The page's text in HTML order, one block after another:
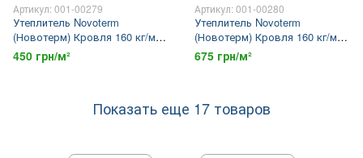
Артикул: 001-00279
Утеплитель Novoterm
(Новотерм) Кровля 160 кг/м3
100х600х1000 мм
450 грн/м²
Артикул: 001-00280
Утеплитель Novoterm
(Новотерм) Кровля 160 кг/м3
150х600х1000 мм
675 грн/м²
Показать еще 17 товаров